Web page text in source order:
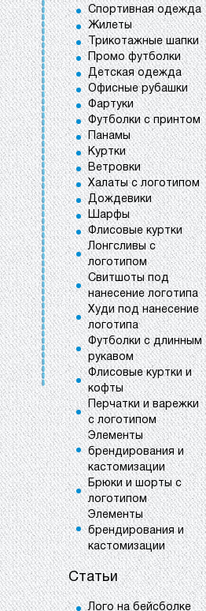
Спортивная одежда
Жилеты
Трикотажные шапки
Промо футболки
Детская одежда
Офисные рубашки
Фартуки
Футболки с принтом
Панамы
Куртки
Ветровки
Халаты с логотипом
Дождевики
Шарфы
Флисовые куртки
Лонгсливы с
логотипом
Свитшоты под
нанесение логотипа
Худи под нанесение
логотипа
Футболки с длинным
рукавом
Флисовые куртки и
кофты
Перчатки и варежки
с логотипом
Элементы
брендирования и
кастомизации
Брюки и шорты с
логотипом
Элементы
брендирования и
кастомизации
Статьи
Лого на бейсболке